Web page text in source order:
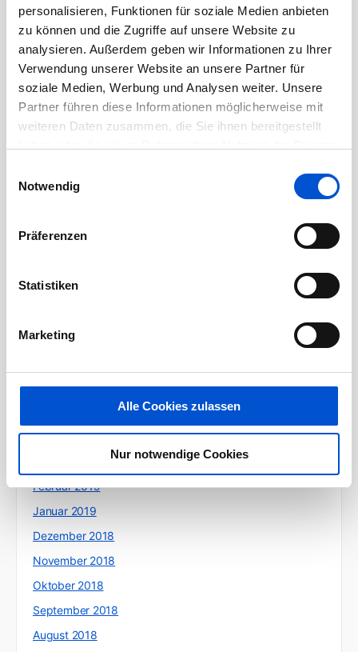
personalisieren, Funktionen für soziale Medien anbieten
zu können und die Zugriffe auf unsere Website zu
analysieren. Außerdem geben wir Informationen zu Ihrer
Verwendung unserer Website an unsere Partner für
soziale Medien, Werbung und Analysen weiter. Unsere
Partner führen diese Informationen möglicherweise mit
weiteren Daten zusammen, die Sie ihnen bereitgestellt
Notwendig
Präferenzen
Statistiken
Marketing
Alle Cookies zulassen
Nur notwendige Cookies
September 2020
Juli 2020
Juni 2020
Mai 2020
Februar 2020
Dezember 2019
Oktober 2019
August 2019
Juni 2019
April 2019
Februar 2019
Januar 2019
Dezember 2018
November 2018
Oktober 2018
September 2018
August 2018